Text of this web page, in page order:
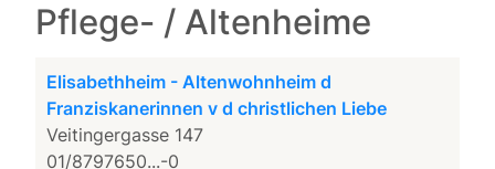
Pflege- / Altenheime
Elisabethheim - Altenwohnheim d
Franziskanerinnen v d christlichen Liebe
Veitingergasse 147
01/8797650...-0